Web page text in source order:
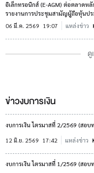
อิเล็กทรอนิกส์ (E-AGM) ต่อตลาดห
รายงานการประชุมสามัญผู้ถือหุ้นป
06 มี.ค. 2569 19:07 แหล่งข่าว
ดู
ข่าวงบการเงิน
งบการเงิน ไตรมาสที่ 2/2569 (สอบ
12 มิ.ย. 2569 17:42 แหล่งข่าว
งบการเงิน ไตรมาสที่ 1/2569 (สอบ